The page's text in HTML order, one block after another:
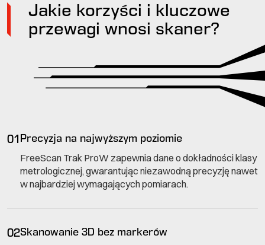
Jakie korzyści i kluczowe
przewagi wnosi skaner?
01 Precyzja na najwyższym poziomie
FreeScan Trak ProW zapewnia dane o dokładności klasy
metrologicznej, gwarantując niezawodną precyzję nawet
w najbardziej wymagających pomiarach.
02Skanowanie 3D bez markerów